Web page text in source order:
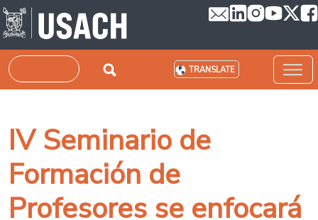
Skip to main content
Search TRANSLATE
IV Seminario de
Formación de
Profesores se enfocará